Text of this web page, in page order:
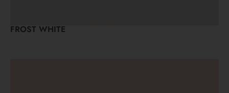
FROST WHITE